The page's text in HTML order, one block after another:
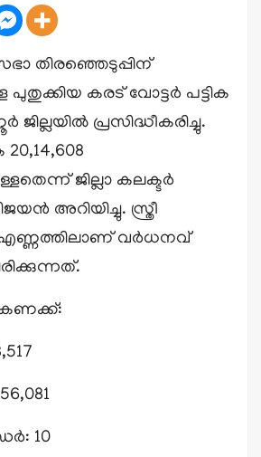
തിരഞ്ഞെടുപ്പിന്
പുതുക്കിയ കരട് വോട്ടർ പട്ടിക
ജില്ലയിൽ പ്രസിദ്ധീകരിച്ചു.
ജില്ലാ കലക്ടർ
അറിയിച്ചു. സ്ത്രീ
എണ്ണത്തിലാണ് വർധനവ്
കണക്ക്:
10